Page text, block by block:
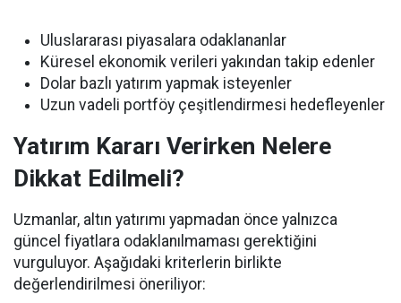
Uluslararası piyasalara odaklananlar
Küresel ekonomik verileri yakından takip edenler
Dolar bazlı yatırım yapmak isteyenler
Uzun vadeli portföy çeşitlendirmesi hedefleyenler
Yatırım Kararı Verirken Nelere
Dikkat Edilmeli?
Uzmanlar, altın yatırımı yapmadan önce yalnızca
güncel fiyatlara odaklanılmaması gerektiğini
vurguluyor. Aşağıdaki kriterlerin birlikte
değerlendirilmesi öneriliyor: